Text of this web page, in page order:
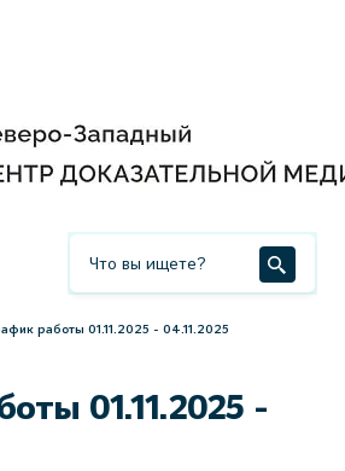
работы 01.11.2025 - 04.11.2025
01.11.2025 -